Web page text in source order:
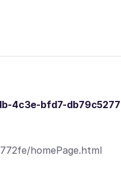
4c3e-bfd7-
homePage.html